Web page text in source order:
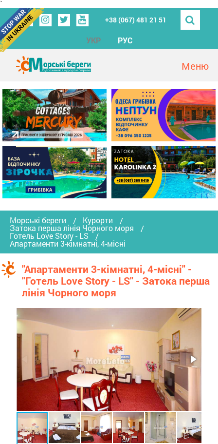
`
+38 (067) 481 21 51
УКР РУС
Морські береги Курорти
Затока перша лінія Чорного моря
Готель Love Story - LS
Апартаменти 3-кімнатні, 4-місні
"Апартаменти 3-кімнатні, 4-місні" -
"Готель Love Story - LS" - Затока перша
лінія Чорного моря